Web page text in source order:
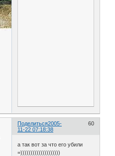
Поделиться 60
2005-
11-22 07:18:38
а так вот за что его убили
=))))))))))))))))))))